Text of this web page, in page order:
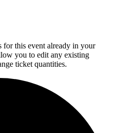
for this event already in your
you to edit any existing
ticket quantities.